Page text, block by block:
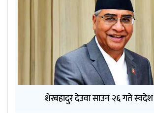
शेरबहादुर देउवा साउन २६ गते